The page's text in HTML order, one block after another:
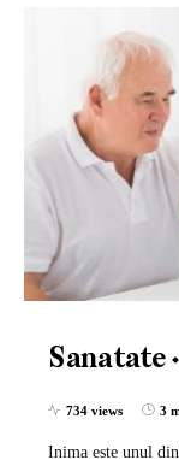
Sanatate
734 views 3
Inima este unul